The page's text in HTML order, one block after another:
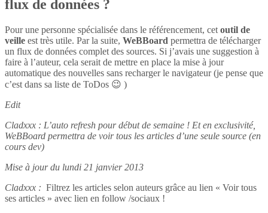
flux de données ?
Pour une personne spécialisée dans le référencement, cet outil de
veille est très utile. Par la suite, WeBBoard permettra de télécharger
un flux de données complet des sources. Si j’avais une suggestion à
faire à l’auteur, cela serait de mettre en place la mise à jour
automatique des nouvelles sans recharger le navigateur (je pense que
c’est dans sa liste de ToDos 😉 )
Edit
Cladxxx : L’auto refresh pour début de semaine ! Et en exclusivité,
WeBBoard permettra de voir tous les articles d’une seule source (en
cours dev)
Mise à jour du lundi 21 janvier 2013
Cladxxx : Filtrez les articles selon auteurs grâce au lien « Voir tous
ses articles » avec lien en follow /sociaux !